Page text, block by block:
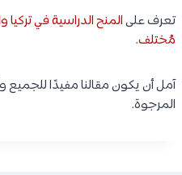
تعرف على
مُختلف.
آمل أن يكون مقالنا مفيدًا
المرجوة.